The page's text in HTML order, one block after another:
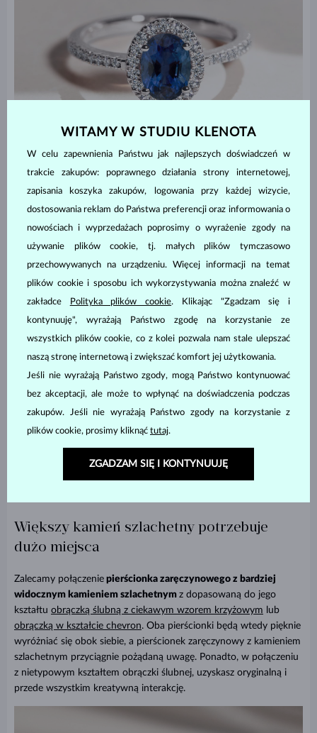
Diamenty najlepiej łączyć z... diamentami
Najbardziej pożądanym pierścionkiem zaręczynowym jest kultowy
złoty pierścionek zdominowany przez pojedynczy diament.
Diamenty stały się również popularne w obrączkach ślubnych
zaręczynowego z diamentem o szlifie księżniczka wraz z
diamentową obrączką typu eternity
. Czy to połączenie diamentu z
diamentem nie wygląda niesamowicie?
Większy kamień szlachetny potrzebuje
dużo miejsca
Zalecamy połączenie pierścionka zaręczynowego z bardziej
widocznym kamieniem szlachetnym z dopasowaną do jego
kształtu obrączką ślubną z ciekawym wzorem krzyżowym lub
obrączką w kształcie chevron. Oba pierścionki będą wtedy pięknie
wyróżniać się obok siebie, a pierścionek zaręczynowy z kamieniem
szlachetnym przyciągnie pożądaną uwagę. Ponadto, w połączeniu
z nietypowym kształtem obrączki ślubnej, uzyskasz oryginalną i
przede wszystkim kreatywną interakcję.
WITAMY W STUDIU KLENOTA
W celu zapewnienia Państwu jak najlepszych doświadczeń w
trakcie zakupów: poprawnego działania strony internetowej,
zapisania koszyka zakupów, logowania przy każdej wizycie,
dostosowania reklam do Państwa preferencji oraz informowania o
nowościach i wyprzedażach poprosimy o wyrażenie zgody na
używanie plików cookie, tj. małych plików tymczasowo
przechowywanych na urządzeniu. Więcej informacji na temat
plików cookie i sposobu ich wykorzystywania można znaleźć w
zakładce
Polityka plików cookie. Klikając "Zgadzam się i
kontynuuję", wyrażają Państwo zgodę na korzystanie ze
wszystkich plików cookie, co z kolei pozwala nam stale ulepszać
naszą stronę internetową i zwiększać komfort jej użytkowania.
Jeśli nie wyrażają Państwo zgody, mogą Państwo kontynuować
bez akceptacji, ale może to wpłynąć na doświadczenia podczas
zakupów. Jeśli nie wyrażają Państwo zgody na korzystanie z
plików cookie, prosimy kliknąć tutaj.
ZGADZAM SIĘ I KONTYNUUJĘ